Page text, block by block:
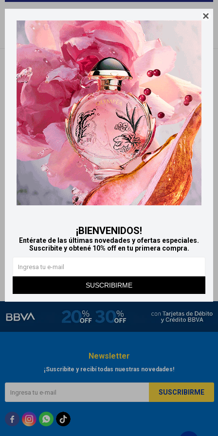

¡BIENVENIDOS!
Entérate de las últimas novedades y ofertas especiales.
Suscribite y obtené 10% off en tu primera compra.
SUSCRIBIRME
Filtrando por: Botiquin Nevada Quitar filtros
LlegaHOY
LlegaHOY
Algodon Nevada 45 g
$ 52
Newsletter
¡Suscribite y recibí todas nuestras novedades!
SUSCRIBIRME
  